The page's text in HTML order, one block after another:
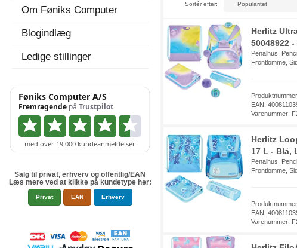
Om Føniks Computer
Blogindlæg
Ledige stillinger
Salg til privat, erhverv og offentlig/EAN
Læs mere ved at klikke på kundetype her:
Privat EAN Erhverv
Sortér efter:
Herlitz
50048922
Penalhus,
Frontlomme,
EAN:
Varenummer:
Herlitz
17 L - Blå,
Penalhus,
Frontlomme,
EAN:
Varenummer: